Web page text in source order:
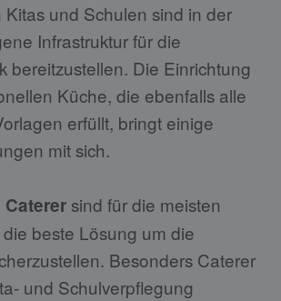
und Schulen sind in der
Infrastruktur für die
bereitzustellen. Die Einrichtung
Küche, die ebenfalls alle
erfüllt, bringt einige
mit sich.
Caterer sind für die meisten
beste Lösung um die
Besonders Caterer
und Schulverpflegung